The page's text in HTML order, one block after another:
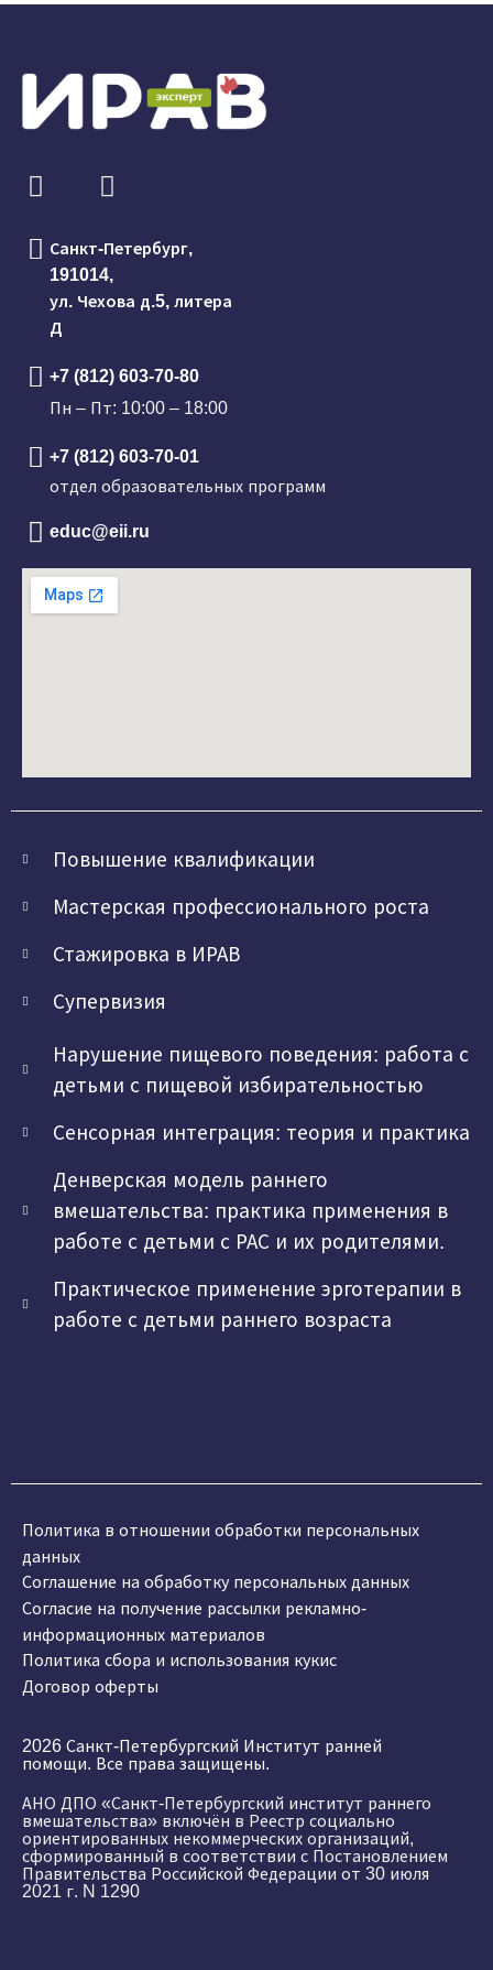
Санкт-Петербург,
191014,
ул. Чехова д.5, литера
Д
+7 (812) 603-70-80
Пн – Пт: 10:00 – 18:00
+7 (812) 603-70-01
отдел образовательных программ
educ@eii.ru
Повышение квалификации
Мастерская профессионального роста
Стажировка в ИРАВ
Супервизия
Нарушение пищевого поведения: работа с
детьми с пищевой избирательностью
Сенсорная интеграция: теория и практика
Денверская модель раннего
вмешательства: практика применения в
работе с детьми с РАС и их родителями.
Практическое применение эрготерапии в
работе с детьми раннего возраста
Политика в отношении обработки персональных
данных
Соглашение на обработку персональных данных
Согласие на получение рассылки рекламно-
информационных материалов
Политика сбора и использования кукис
Договор оферты
2026 Санкт-Петербургский Институт ранней
помощи. Все права защищены.
АНО ДПО «Санкт-Петербургский институт раннего
вмешательства» включён в Реестр социально
ориентированных некоммерческих организаций,
сформированный в соответствии с Постановлением
Правительства Российской Федерации от 30 июля
2021 г. N 1290